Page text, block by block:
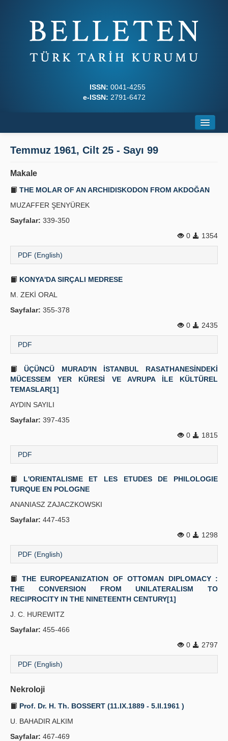
ISSN: 0041-4255
e-ISSN: 2791-6472
İlkeler
Kılavuzlar
İletişim
Temmuz 1961, Cilt 25 - Sayı 99
Makale
THE MOLAR OF AN ARCHIDISKODON FROM AKDOĞAN
MUZAFFER ŞENYÜREK
Sayfalar: 339-350
0
1354
PDF (English)
KONYA'DA SIRÇALI MEDRESE
M. ZEKİ ORAL
Sayfalar: 355-378
0
2435
PDF
ÜÇÜNCÜ MURAD'IN İSTANBUL RASATHANESİNDEKİ
MÜCESSEM YER KÜRESİ VE AVRUPA İLE KÜLTÜREL
TEMASLAR[1]
AYDIN SAYILI
Sayfalar: 397-435
0
1815
PDF
L'ORIENTALISME ET LES ETUDES DE PHILOLOGIE
TURQUE EN POLOGNE
ANANIASZ ZAJACZKOWSKI
Sayfalar: 447-453
0
1298
PDF (English)
THE EUROPEANIZATION OF OTTOMAN DIPLOMACY :
THE CONVERSION FROM UNILATERALISM TO
RECIPROCITY IN THE NINETEENTH CENTURY[1]
J. C. HUREWITZ
Sayfalar: 455-466
0
2797
PDF (English)
Nekroloji
Prof. Dr. H. Th. BOSSERT (11.IX.1889 - 5.II.1961 )
U. BAHADIR ALKIM
Sayfalar: 467-469